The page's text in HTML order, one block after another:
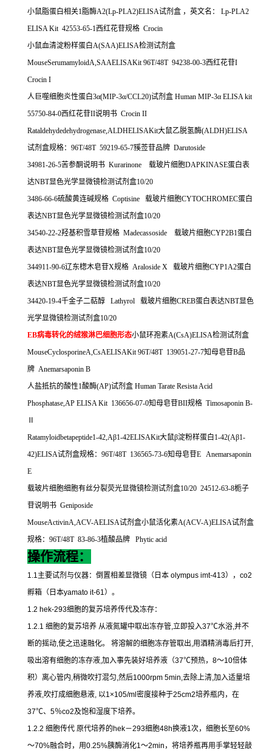
小鼠脂蛋白相关1脂酶A2(Lp-PLA2)ELISA试剂盒 ，英文名：
Lp-PLA2
ELISA Kit 42553-65-1西红花苷规格 Crocin
小鼠血清淀粉样蛋白A(SAA)ELISA检测试剂盒
MouseSerumamyloidA,SAAELISAKit 96T/48T 94238-00-3西红花苷I
Crocin I
人巨噬细胞炎性蛋白3α(MIP-3α/CCL20)试剂盒 Human MIP-3α ELISA kit
55750-84-0西红花苷II说明书 Crocin II
Rataldehydedehydrogenase,ALDHELISAKit大鼠乙脱氢酶(ALDH)ELISA
试剂盒规格： 96T/48T 59219-65-7豯莶苷品牌 Darutoside
34981-26-5苦参酮说明书 Kurarinone 载玻片细胞DAPKINASE蛋白表
达NBT显色光学显微镜检测试剂盒10/20
3486-66-6硫酸黄连碱规格 Coptisine 载玻片细胞CYTOCHROMEC蛋白
表达NBT显色光学显微镜检测试剂盒10/20
34540-22-2羟基积雪草苷规格 Madecassoside 载玻片细胞CYP2B1蛋白
表达NBT显色光学显微镜检测试剂盒10/20
344911-90-6辽东楤木皂苷X规格 Araloside X 载玻片细胞CYP1A2蛋白
表达NBT显色光学显微镜检测试剂盒10/20
34420-19-4千金子二萜醇 Lathyrol 载玻片细胞CREB蛋白表达NBT显色
光学显微镜检测试剂盒10/20
EB病毒转化的绒猴淋巴细胞形态小鼠环孢素A(CsA)ELISA检测试剂盒
MouseCyclosporineA,CsAELISAKit 96T/48T 139051-27-7知母皂苷B品
牌 Anemarsaponin B
人盐抵抗的酸性1酸酶(AP)试剂盒 Human Tarate Resista Acid
Phosphatase,AP ELISA Kit 136656-07-0知母皂苷BII规格 Timosaponin B-
Ratamyloidbetapeptide1-42,Aβ1-42ELISAKit大鼠β淀粉样蛋白 1-42(Aβ1-
42)ELISA试剂盒规格： 96T/48T 136565-73-6知母皂苷E Anemarsaponin
E
载玻片细胞细胞有丝分裂荧光显微镜检测试剂盒10/20 24512-63-8栀子
苷说明书 Geniposide
MouseActivinA,ACV-AELISA试剂盒小鼠活化素A(ACV-A)ELISA试剂盒
规格： 96T/48T 83-86-3植酸品牌 Phytic acid
操作流程：
1.1主要试剂与仪器：倒置相差显微镜（日本 olympus imt-413）， co2
孵箱（日本yamato it-61）。
1.2 hek-293细胞的复苏培养传代及冻存：
1.2.1 细胞的复苏培养 从液氮罐中取出冻存管,立即投入37℃水浴,并不
断的摇动,使之迅速融化。 将溶解的细胞冻存管取出,用酒精消毒后打开,
吸出溶有细胞的冻存液,加入事先装好培养液（37℃预热， 8～10倍体
积）离心管内,稍微吹打混匀,然后1000rpm 5min,去除上清,加入适量培
养液,吹打成细胞悬液, 以1×105/ml 密度接种于25cm2培养瓶内，在
37℃、 5％co2及饱和湿度下培养。
1.2.2 细胞传代 原代培养的hek－293细胞48h换液1次，细胞长至60%
～70%融合时，用0.25%胰酶消化1～2min ，将培养瓶再用手掌轻轻敲